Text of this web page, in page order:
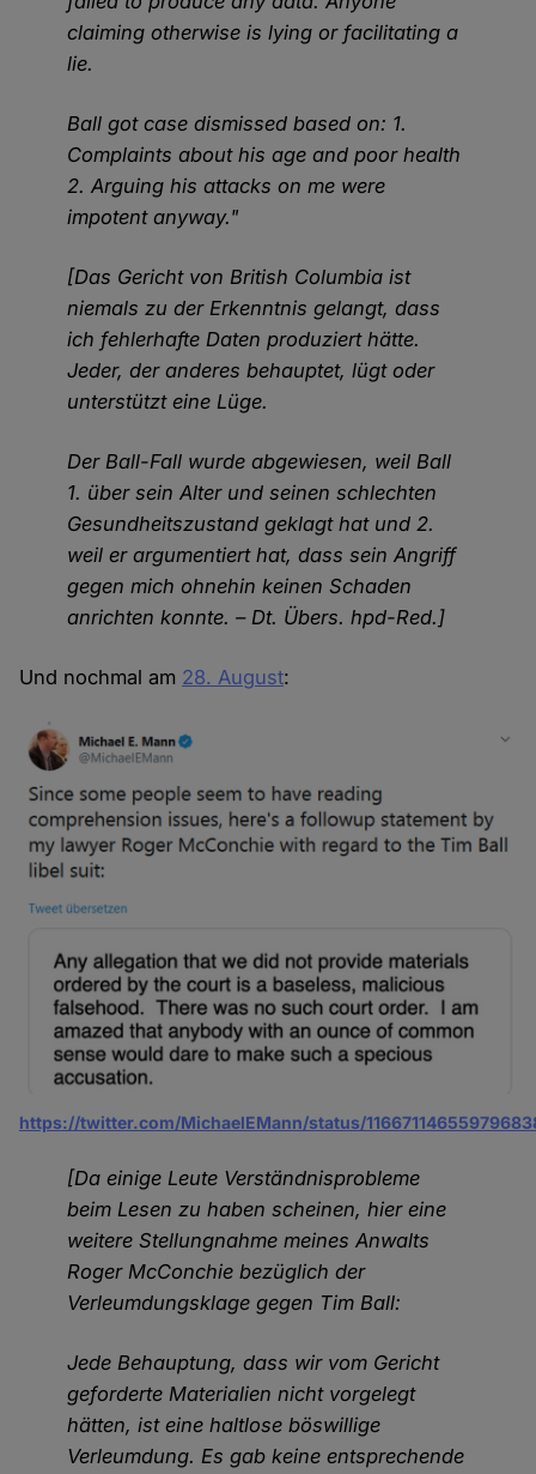
claiming otherwise is lying or facilitating a
lie.
Ball got case dismissed based on: 1.
Complaints about his age and poor health
2. Arguing his attacks on me were
impotent anyway."
[Das Gericht von British Columbia ist
niemals zu der Erkenntnis gelangt, dass
ich fehlerhafte Daten produziert hätte.
Jeder, der anderes behauptet, lügt oder
unterstützt eine Lüge.
Der Ball-Fall wurde abgewiesen, weil Ball
1. über sein Alter und seinen schlechten
Gesundheitszustand geklagt hat und 2.
weil er argumentiert hat, dass sein Angriff
gegen mich ohnehin keinen Schaden
anrichten konnte. – Dt. Übers. hpd-Red.]
Und nochmal am 28. August:
https://twitter.com/MichaelEMann/status/
[Da einige Leute Verständnisprobleme
beim Lesen zu haben scheinen, hier eine
weitere Stellungnahme meines Anwalts
Roger McConchie bezüglich der
Verleumdungsklage gegen Tim Ball:
Jede Behauptung, dass wir vom Gericht
geforderte Materialien nicht vorgelegt
hätten, ist eine haltlose böswillige
Verleumdung. Es gab keine entsprechende